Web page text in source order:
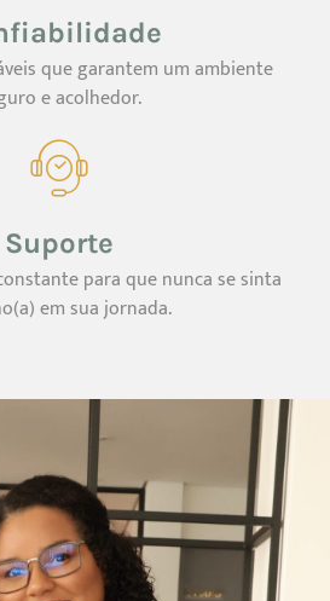
que garantem um ambiente
e acolhedor.
Suporte
para que nunca se sinta
em sua jornada.